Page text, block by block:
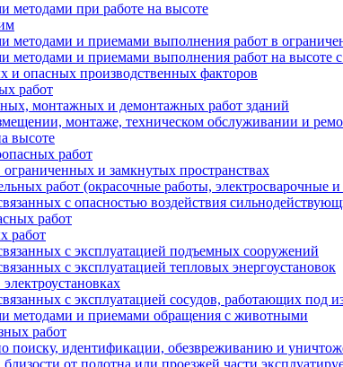
методами при работе на высоте
методами и приемами выполнения работ в
методами и приемами выполнения работ на высоте
и опасных производственных факторов
работ
монтажных и демонтажных работ зданий
монтаже, техническом обслуживании и
высоте
работ
и замкнутых пространствах
работ (окрасочные работы, электросварочные
с опасностью воздействия
работ
работ
с эксплуатацией подъемных сооружений
с эксплуатацией тепловых энергоустановок
с эксплуатацией сосудов, работающих под
методами и приемами обращения с животными
работ
поиску, идентификации, обезвреживанию и
от полотна или проезжей части